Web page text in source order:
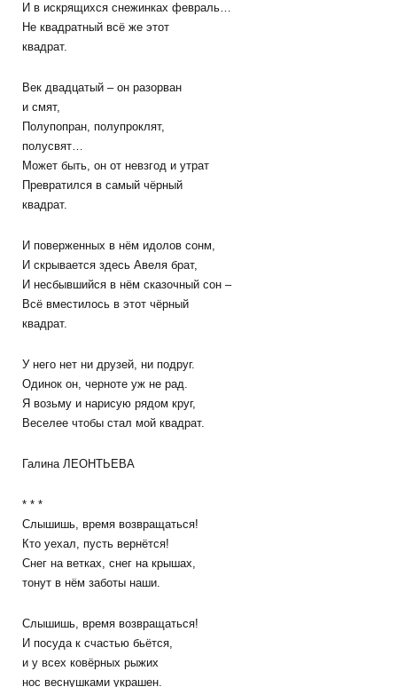
И в искрящихся снежинках февраль…
Не квадратный всё же этот
квадрат.
Век двадцатый – он разорван
и смят,
Полупопран, полупроклят,
полусвят…
Может быть, он от невзгод и утрат
Превратился в самый чёрный
квадрат.
И поверженных в нём идолов сонм,
И скрывается здесь Авеля брат,
И несбывшийся в нём сказочный сон –
Всё вместилось в этот чёрный
квадрат.
У него нет ни друзей, ни подруг.
Одинок он, черноте уж не рад.
Я возьму и нарисую рядом круг,
Веселее чтобы стал мой квадрат.
Галина ЛЕОНТЬЕВА
* * *
Слышишь, время возвращаться!
Кто уехал, пусть вернётся!
Снег на ветках, снег на крышах,
тонут в нём заботы наши.
Слышишь, время возвращаться!
И посуда к счастью бьётся,
и у всех ковёрных рыжих
нос веснушками украшен.